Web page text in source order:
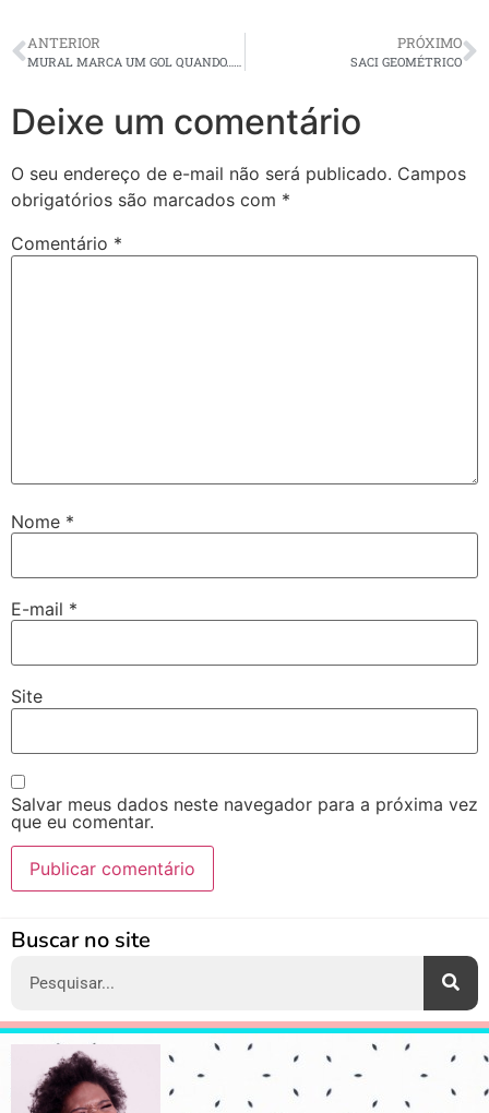
ANTERIOR
MURAL MARCA UM GOL QUANDO… ( HOMENAGEM AO PAI OU QUEM SE AMA)
PRÓXIMO
SACI GEOMÉTRICO
Deixe um comentário
O seu endereço de e-mail não será publicado. Campos
obrigatórios são marcados com *
Comentário *
Nome *
E-mail *
Site
Salvar meus dados neste navegador para a próxima vez
que eu comentar.
Buscar no site